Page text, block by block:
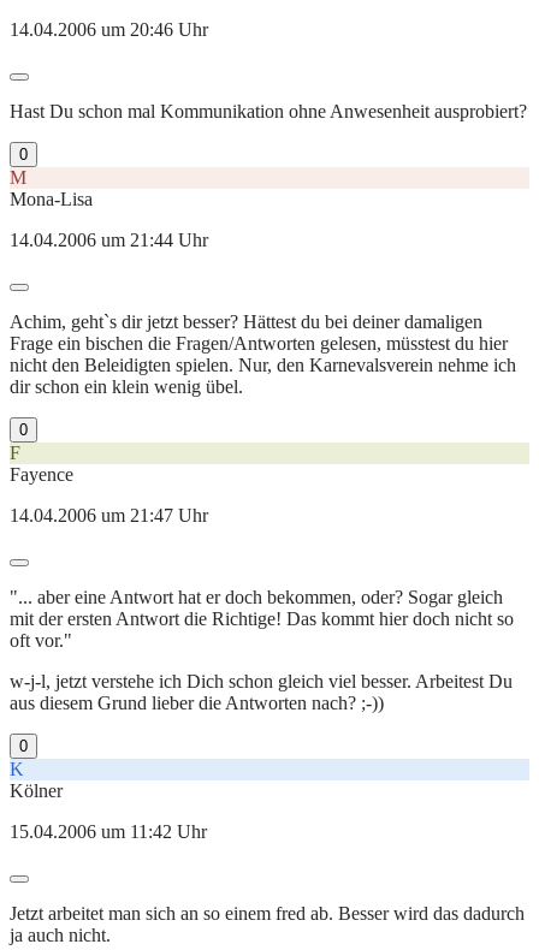
14.04.2006 um 20:46 Uhr
Hast Du schon mal Kommunikation ohne Anwesenheit ausprobiert?
0
M
Mona-Lisa
14.04.2006 um 21:44 Uhr
Achim, geht`s dir jetzt besser? Hättest du bei deiner damaligen
Frage ein bischen die Fragen/Antworten gelesen, müsstest du hier
nicht den Beleidigten spielen. Nur, den Karnevalsverein nehme ich
dir schon ein klein wenig übel.
0
F
Fayence
14.04.2006 um 21:47 Uhr
"... aber eine Antwort hat er doch bekommen, oder? Sogar gleich
mit der ersten Antwort die Richtige! Das kommt hier doch nicht so
oft vor."
w-j-l, jetzt verstehe ich Dich schon gleich viel besser. Arbeitest Du
aus diesem Grund lieber die Antworten nach? ;-))
0
K
Kölner
15.04.2006 um 11:42 Uhr
Jetzt arbeitet man sich an so einem fred ab. Besser wird das dadurch
ja auch nicht.